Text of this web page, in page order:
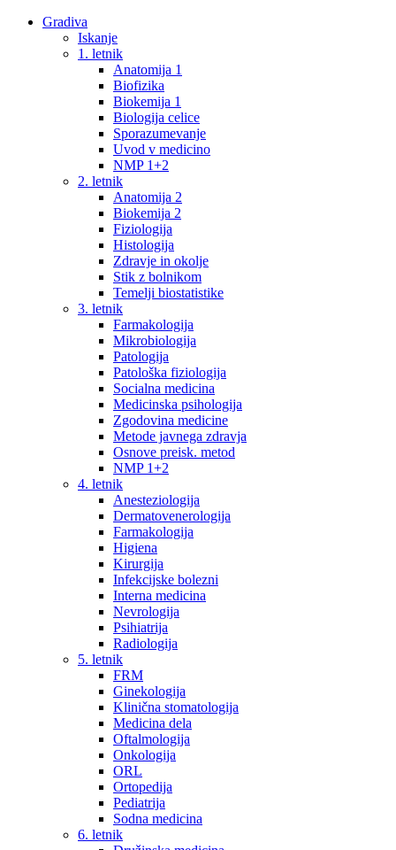
Gradiva
Iskanje
1. letnik
Anatomija 1
Biofizika
Biokemija 1
Biologija celice
Sporazumevanje
Uvod v medicino
NMP 1+2
2. letnik
Anatomija 2
Biokemija 2
Fiziologija
Histologija
Zdravje in okolje
Stik z bolnikom
Temelji biostatistike
3. letnik
Farmakologija
Mikrobiologija
Patologija
Patološka fiziologija
Socialna medicina
Medicinska psihologija
Zgodovina medicine
Metode javnega zdravja
Osnove preisk. metod
NMP 1+2
4. letnik
Anesteziologija
Dermatovenerologija
Farmakologija
Higiena
Kirurgija
Infekcijske bolezni
Interna medicina
Nevrologija
Psihiatrija
Radiologija
5. letnik
FRM
Ginekologija
Klinična stomatologija
Medicina dela
Oftalmologija
Onkologija
ORL
Ortopedija
Pediatrija
Sodna medicina
6. letnik